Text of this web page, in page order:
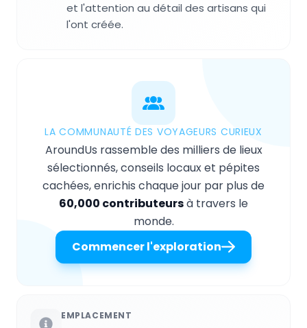
et l'attention au détail des artisans qui
l'ont créée.
LA COMMUNAUTÉ DES VOYAGEURS CURIEUX
AroundUs rassemble des milliers de lieux
sélectionnés, conseils locaux et pépites
cachées, enrichis chaque jour par plus de
60,000 contributeursà travers le
monde.
Commencer l'exploration
EMPLACEMENT